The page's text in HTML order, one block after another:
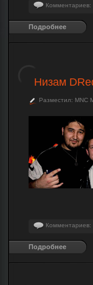
Комментариев:
Подробнее
Низам
Разместил: MNC
Комментариев:
Подробнее